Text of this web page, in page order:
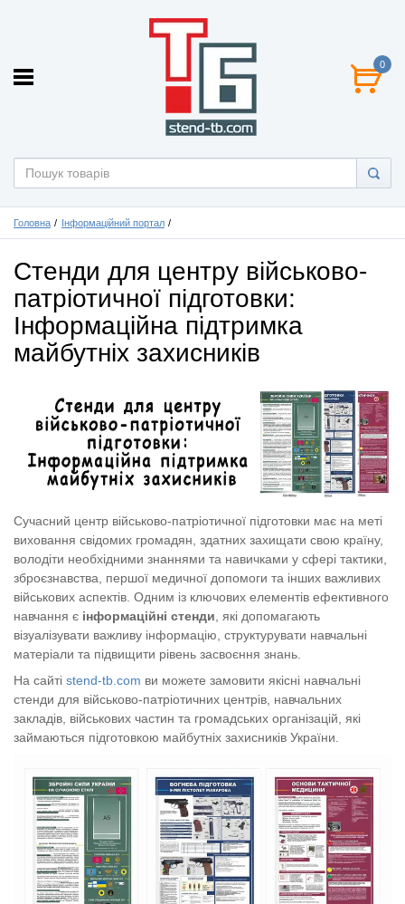
0
Головна Інформаційний портал
Стенди для центру військово-
патріотичної підготовки:
Інформаційна підтримка
майбутніх захисників
Сучасний центр військово-патріотичної підготовки має на меті
виховання свідомих громадян, здатних захищати свою країну,
володіти необхідними знаннями та навичками у сфері тактики,
зброєзнавства, першої медичної допомоги та інших важливих
військових аспектів. Одним із ключових елементів ефективного
навчання є інформаційні стенди , які допомагають
візуалізувати важливу інформацію, структурувати навчальні
матеріали та підвищити рівень засвоєння знань.
На сайті stend-tb .com ви можете замовити якісні навчальні
стенди для військово-патріотичних центрів, навчальних
закладів, військових частин та громадських організацій, які
займаються підготовкою майбутніх захисників України.